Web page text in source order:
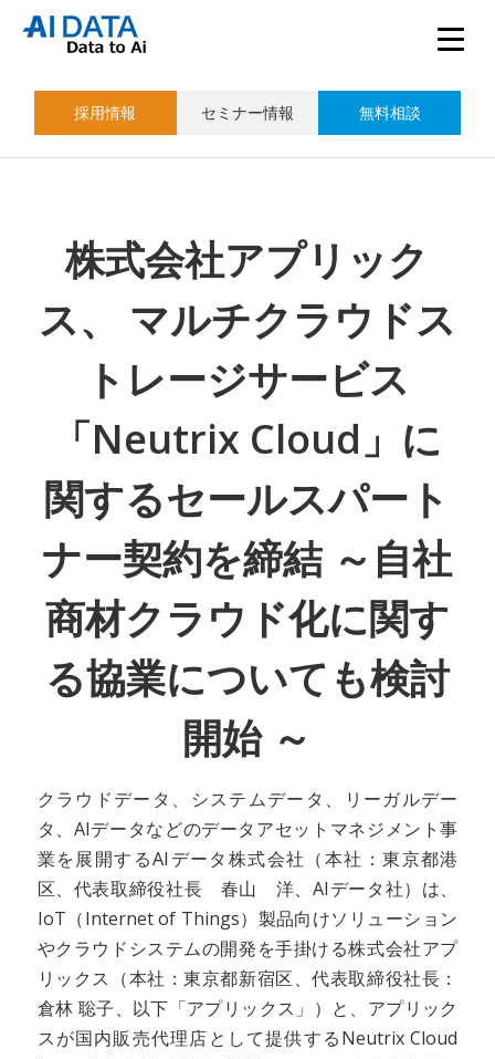
採用情報 セミナー情報 無料相談
株式会社アプリック
ス、 マルチクラウドス
トレージサービス
「Neutrix Cloud」に
関するセールスパート
ナー契約を締結 ～自社
商材クラウド化に関す
る協業についても検討
開始 ～
クラウドデータ、システムデータ、リーガルデー
タ、AIデータなどのデータアセットマネジメント事
業を展開するAIデータ株式会社（本社：東京都港
区、代表取締役社長 春山 洋、AIデータ社）は、
IoT（Internet of Things）製品向けソリューション
やクラウドシステムの開発を手掛ける株式会社アプ
リックス（本社：東京都新宿区、代表取締役社長：
倉林 聡子、以下「アプリックス」）と、アプリック
スが国内販売代理店として提供するNeutrix Cloud